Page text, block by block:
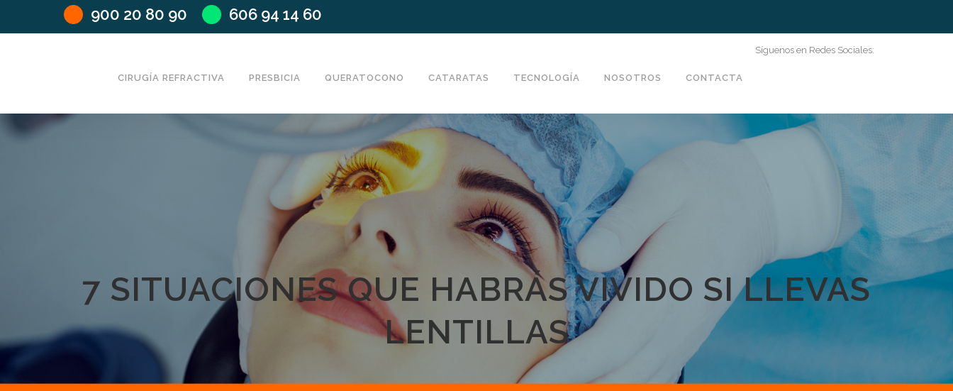
900 20 80 90 606 94 14 60
Síguenos en Redes Sociales:
CIRUGÍA REFRACTIVA PRESBICIA QUERATOCONO CATARATAS TECNOLOGÍA NOSOTROS CONTACTA
7 SITUACIONES QUE HABRÁS VIVIDO SI LLEVAS
LENTILLAS